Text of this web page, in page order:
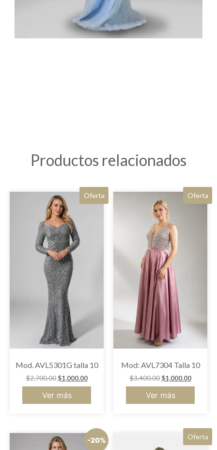
Productos relacionados
Oferta
Mod. AVL5301G talla 10
$2,700.00 $1,000.00
Ver más
Oferta
Mod: AVL7304 Talla 10
$3,400.00 $1,000.00
Ver más
-20% Oferta